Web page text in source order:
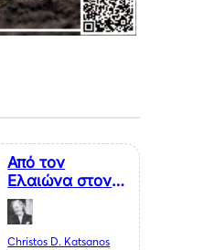
Από τον
Ελαιώνα στον
Επισκέπτη. Η
Κυκλική
Οικονομία ως
Christos D. Katsanos